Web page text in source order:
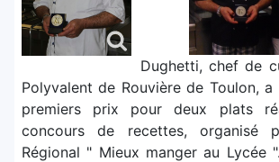
Dughetti, chef de
Polyvalent de Rouvière de Toulon,
premiers prix pour deux plats
concours de recettes, organisé
Régional " Mieux manger au Lycée